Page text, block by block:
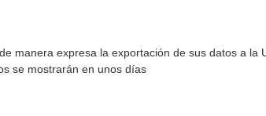
manera expresa la exportación de sus datos a la
se mostrarán en unos días